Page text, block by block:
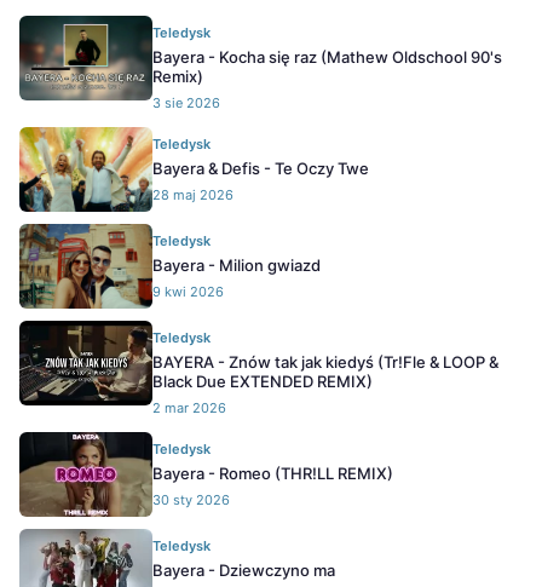
Teledysk
Bayera - Kocha się raz (Mathew Oldschool 90's
Remix)
3 sie 2026
Teledysk
Bayera & Defis - Te Oczy Twe
28 maj 2026
Teledysk
Bayera - Milion gwiazd
9 kwi 2026
Teledysk
BAYERA - Znów tak jak kiedyś (Tr!Fle & LOOP &
Black Due EXTENDED REMIX)
2 mar 2026
Teledysk
Bayera - Romeo (THR!LL REMIX)
30 sty 2026
Teledysk
Bayera - Dziewczyno ma